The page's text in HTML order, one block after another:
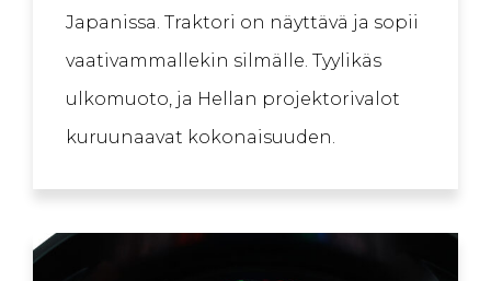
Japanissa. Traktori on näyttävä ja sopii
vaativammallekin silmälle. Tyylikäs
ulkomuoto, ja Hellan projektorivalot
kuruunaavat kokonaisuuden.